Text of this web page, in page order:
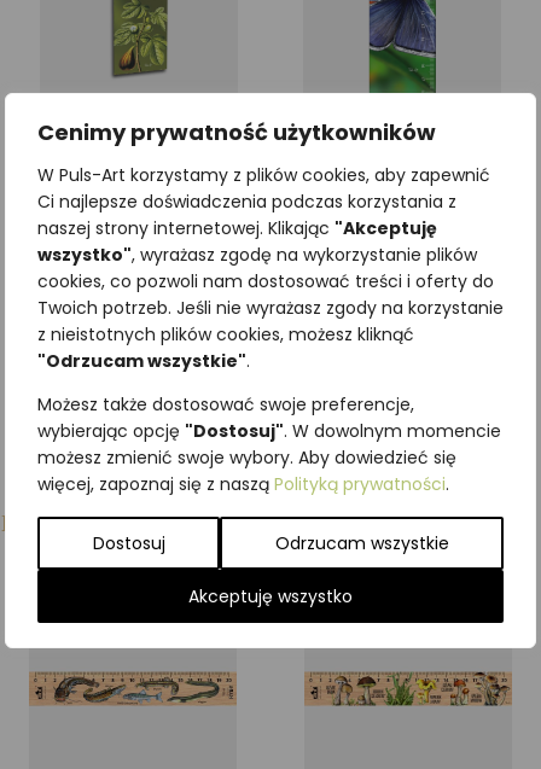
Cenimy prywatność użytkowników
W Puls-Art korzystamy z plików cookies, aby zapewnić
Ci najlepsze doświadczenia podczas korzystania z
naszej strony internetowej. Klikając "Akceptuję
wszystko", wyrażasz zgodę na wykorzystanie plików
cookies, co pozwoli nam dostosować treści i oferty do
Twoich potrzeb. Jeśli nie wyrażasz zgody na korzystanie
z nieistotnych plików cookies, możesz kliknąć
"Odrzucam wszystkie".
Możesz także dostosować swoje preferencje,
wybierając opcję "Dostosuj". W dowolnym momencie
możesz zmienić swoje wybory. Aby dowiedzieć się
więcej, zapoznaj się z naszą Polityką prywatności.
Dostosuj Odrzucam wszystkie
Akceptuję wszystko
Zakładka Twoje drzewo
życia FIGA
3,69zł z VAT
Dodaj do koszyka
Zakładka edukacyjna
MNOGOOCZAK IKAR
3,69zł z VAT
Dodaj do koszyka
Podobne produkty